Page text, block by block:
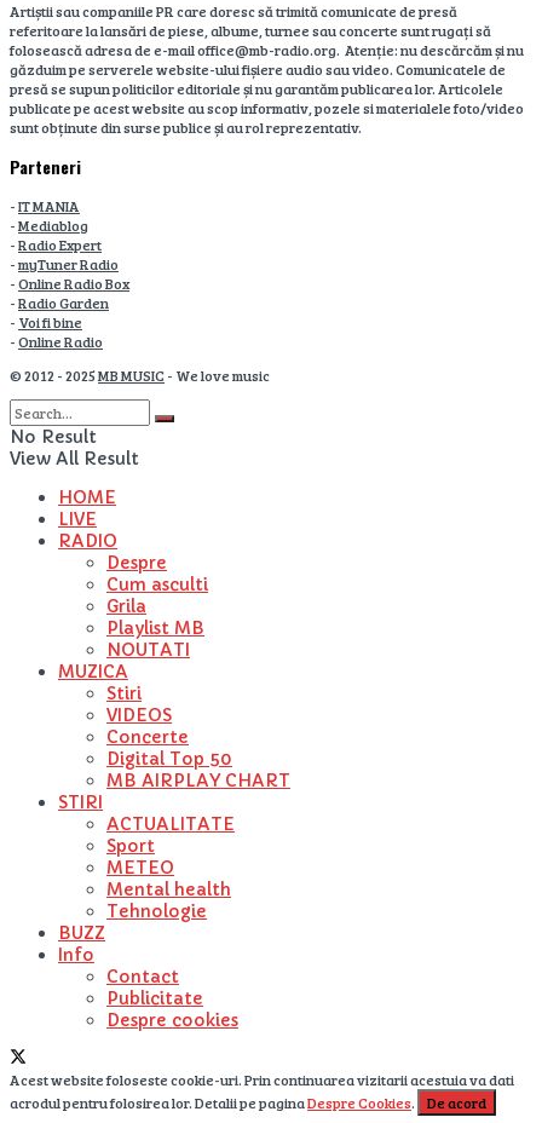
Artiștii sau companiile PR care doresc să trimită comunicate de presă
referitoare la lansări de piese, albume, turnee sau concerte sunt rugați să
folosească adresa de e-mail office@mb-radio.org. Atenție: nu descărcăm și nu
găzduim pe serverele website-ului fișiere audio sau video. Comunicatele de
presă se supun politicilor editoriale și nu garantăm publicarea lor. Articolele
publicate pe acest website au scop informativ, pozele si materialele foto/video
sunt obținute din surse publice și au rol reprezentativ.
Parteneri
-IT MANIA
-Mediablog
-Radio Expert
-myTuner Radio
-Online Radio Box
-Radio Garden
- Voi fi bine
-Online Radio
© 2012 - 2025MB MUSIC- We love music
No Result
View All Result
HOME
LIVE
RADIO
Despre
Cum asculti
Grila
Playlist MB
NOUTATI
MUZICA
Stiri
VIDEOS
Concerte
Digital Top 50
MB AIRPLAY CHART
STIRI
ACTUALITATE
Sport
METEO
Mental health
Tehnologie
BUZZ
Info
Contact
Publicitate
Despre cookies
Acest website foloseste cookie-uri. Prin continuarea vizitarii acestuia va dati
acrodul pentru folosirea lor. Detalii pe paginaDespre Cookies. De acord